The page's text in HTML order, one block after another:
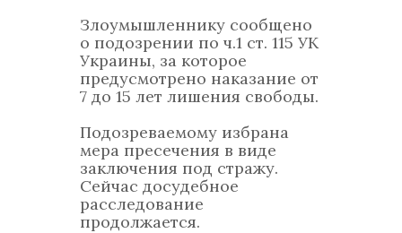
Злоумышленнику сообщено
о подозрении по ч.1 ст. 115 УК
Украины, за которое
предусмотрено наказание от
7 до 15 лет лишения свободы.
Подозреваемому избрана
мера пресечения в виде
заключения под стражу.
Сейчас досудебное
расследование
продолжается.